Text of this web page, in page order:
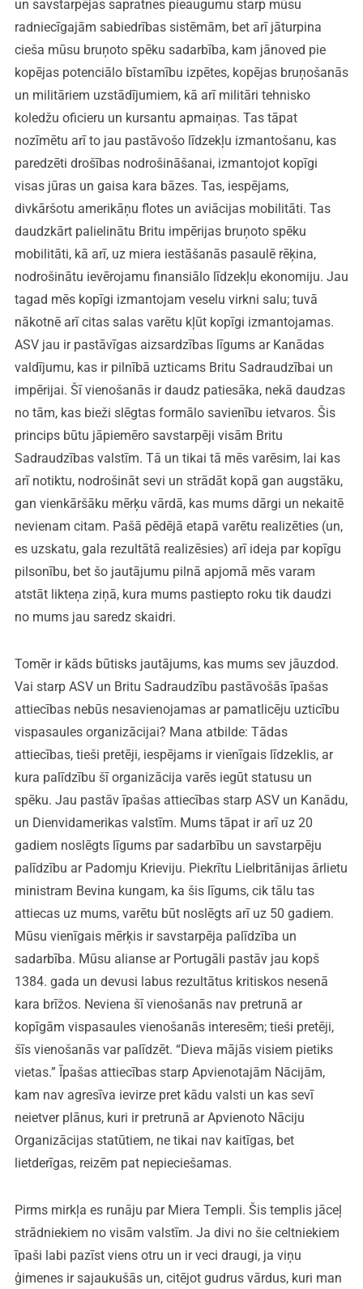
un savstarpējas sapratnes pieaugumu starp mūsu
radniecīgajām sabiedrības sistēmām, bet arī jāturpina
cieša mūsu bruņoto spēku sadarbība, kam jānoved pie
kopējas potenciālo bīstamību izpētes, kopējas bruņošanās
un militāriem uzstādījumiem, kā arī militāri tehnisko
koledžu oficieru un kursantu apmaiņas. Tas tāpat
nozīmētu arī to jau pastāvošo līdzekļu izmantošanu, kas
paredzēti drošības nodrošināšanai, izmantojot kopīgi
visas jūras un gaisa kara bāzes. Tas, iespējams,
divkāršotu amerikāņu flotes un aviācijas mobilitāti. Tas
daudzkārt palielinātu Britu impērijas bruņoto spēku
mobilitāti, kā arī, uz miera iestāšanās pasaulē rēķina,
nodrošinātu ievērojamu finansiālo līdzekļu ekonomiju. Jau
tagad mēs kopīgi izmantojam veselu virkni salu; tuvā
nākotnē arī citas salas varētu kļūt kopīgi izmantojamas.
ASV jau ir pastāvīgas aizsardzības līgums ar Kanādas
valdījumu, kas ir pilnībā uzticams Britu Sadraudzībai un
impērijai. Šī vienošanās ir daudz patiesāka, nekā daudzas
no tām, kas bieži slēgtas formālo savienību ietvaros. Šis
princips būtu jāpiemēro savstarpēji visām Britu
Sadraudzības valstīm. Tā un tikai tā mēs varēsim, lai kas
arī notiktu, nodrošināt sevi un strādāt kopā gan augstāku,
gan vienkāršāku mērķu vārdā, kas mums dārgi un nekaitē
nevienam citam. Pašā pēdējā etapā varētu realizēties (un,
es uzskatu, gala rezultātā realizēsies) arī ideja par kopīgu
pilsonību, bet šo jautājumu pilnā apjomā mēs varam
atstāt likteņa ziņā, kura mums pastiepto roku tik daudzi
no mums jau saredz skaidri.
Tomēr ir kāds būtisks jautājums, kas mums sev jāuzdod.
Vai starp ASV un Britu Sadraudzību pastāvošās īpašas
attiecības nebūs nesavienojamas ar pamatlicēju uzticību
vispasaules organizācijai? Mana atbilde: Tādas
attiecības, tieši pretēji, iespējams ir vienīgais līdzeklis, ar
kura palīdzību šī organizācija varēs iegūt statusu un
spēku. Jau pastāv īpašas attiecības starp ASV un Kanādu,
un Dienvidamerikas valstīm. Mums tāpat ir arī uz 20
gadiem noslēgts līgums par sadarbību un savstarpēju
palīdzību ar Padomju Krieviju. Piekrītu Lielbritānijas ārlietu
ministram Bevina kungam, ka šis līgums, cik tālu tas
attiecas uz mums, varētu būt noslēgts arī uz 50 gadiem.
Mūsu vienīgais mērķis ir savstarpēja palīdzība un
sadarbība. Mūsu alianse ar Portugāli pastāv jau kopš
1384. gada un devusi labus rezultātus kritiskos nesenā
kara brīžos. Neviena šī vienošanās nav pretrunā ar
kopīgām vispasaules vienošanās interesēm; tieši pretēji,
šīs vienošanās var palīdzēt. “Dieva mājās visiem pietiks
vietas.” Īpašas attiecības starp Apvienotajām Nācijām,
kam nav agresīva ievirze pret kādu valsti un kas sevī
neietver plānus, kuri ir pretrunā ar Apvienoto Nāciju
Organizācijas statūtiem, ne tikai nav kaitīgas, bet
lietderīgas, reizēm pat nepieciešamas.
Pirms mirkļa es runāju par Miera Templi. Šis templis jāceļ
strādniekiem no visām valstīm. Ja divi no šie celtniekiem
īpaši labi pazīst viens otru un ir veci draugi, ja viņu
ģimenes ir sajaukušās un, citējot gudrus vārdus, kuri man